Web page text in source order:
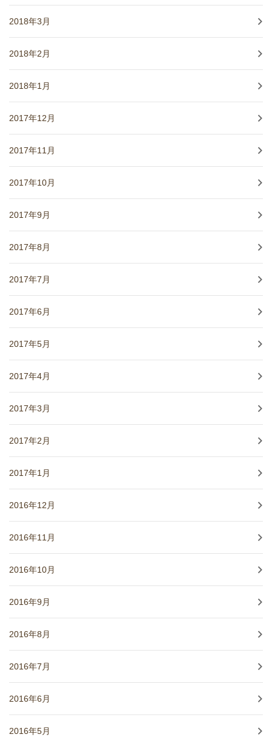
2018年3月
2018年2月
2018年1月
2017年12月
2017年11月
2017年10月
2017年9月
2017年8月
2017年7月
2017年6月
2017年5月
2017年4月
2017年3月
2017年2月
2017年1月
2016年12月
2016年11月
2016年10月
2016年9月
2016年8月
2016年7月
2016年6月
2016年5月